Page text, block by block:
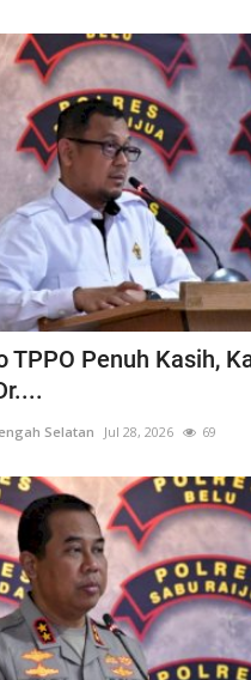
TPPO Penuh Kasih,
Selatan Jul 28, 2026 69